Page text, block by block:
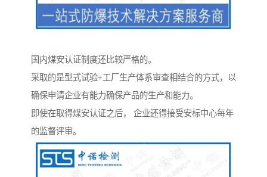
国内煤安认证制度还比较严格的。
采取的是型式试验+工厂生产体系审查相结合的方式，以
确保申请企业有能力确保产品的生产和能力。
即使在取得煤安认证之后， 企业还得接受安标中心每年
的监督评审。